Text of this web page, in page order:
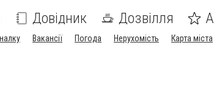
Довідник Дозвілля
Вакансії Погода Нерухомість Карта міста